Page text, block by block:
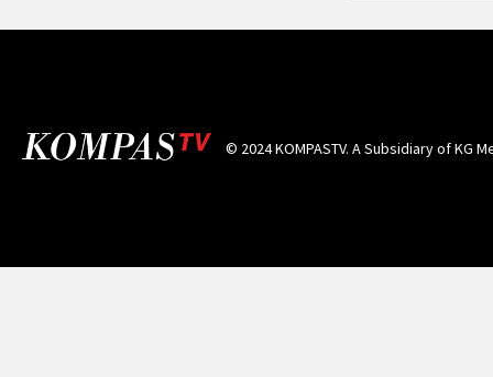
© 2024 KOMPASTV. A Subsidiary ofKG